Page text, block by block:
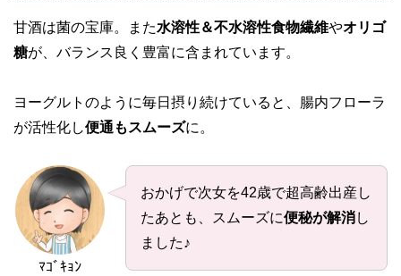
甘酒は菌の宝庫。また水溶性＆不水溶性食物繊維やオリゴ
糖が、バランス良く豊富に含まれています。
ヨーグルトのように毎日摂り続けていると、腸内フローラ
が活性化し便通もスムーズに。
ﾏｺﾞｷｮﾝ
おかげで次女を42歳で超高齢出産し
たあとも、スムーズに便秘が解消し
ました♪